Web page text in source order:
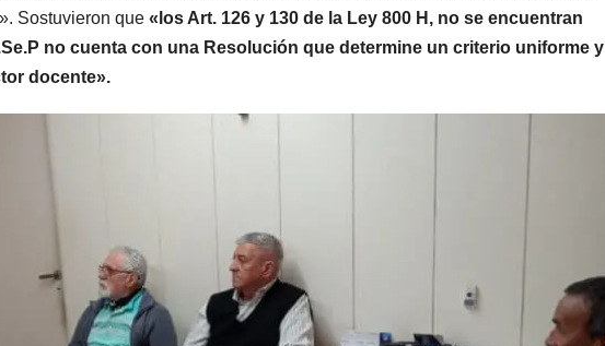
Sostuvieron que «los Art. 126 y 130 de la Ley 800 H, no se encuentran
no cuenta con una Resolución que determine un criterio uniforme y
docente».